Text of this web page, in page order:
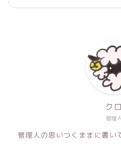
管理
クロ
管理人の思いつくままに書い